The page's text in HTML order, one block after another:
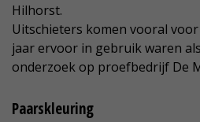
Hilhorst.
Uitschieters komen vooral
jaar ervoor in gebruik waren
onderzoek op proefbedrijf De
Paarskleuring